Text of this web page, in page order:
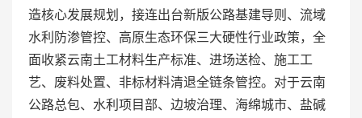
造核心发展规划，接连出台新版公路基建导则、流域
水利防渗管控、高原生态环保三大硬性行业政策，全
面收紧云南土工材料生产标准、进场送检、施工工
艺、废料处置、非标材料清退全链条管控。对于云南
公路总包、水利项目部、边坡治理、海绵城市、盐碱